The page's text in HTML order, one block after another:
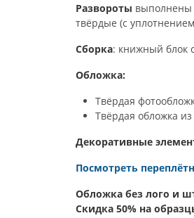
Развороты выполнены
твёрдые (с
Сборка: книжный блок
Обложка:
Твёрдая
Твёрдая обложка
Декоративные
Посмотреть
Обложка без лого и
Скидка 50% на